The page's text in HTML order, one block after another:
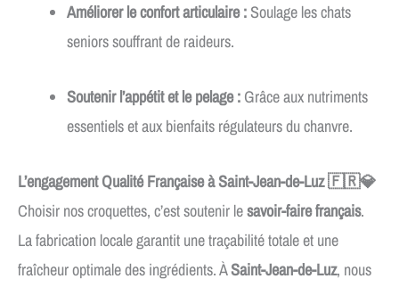
Améliorer le confort articulaire :Soulage les chats
seniors souffrant de raideurs.
Soutenir l’appétit et le pelage :Grâce aux nutriments
essentiels et aux bienfaits régulateurs du chanvre.
L’engagement Qualité Française à Saint-Jean-de-Luz 🇫🇷💎
Choisir nos croquettes, c’est soutenir lesavoir-faire français.
La fabrication locale garantit une traçabilité totale et une
fraîcheur optimale des ingrédients. ÀSaint-Jean-de-Luz, nous